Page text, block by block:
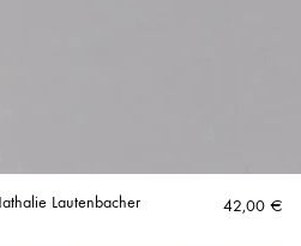
Lautenbacher 42,00 €